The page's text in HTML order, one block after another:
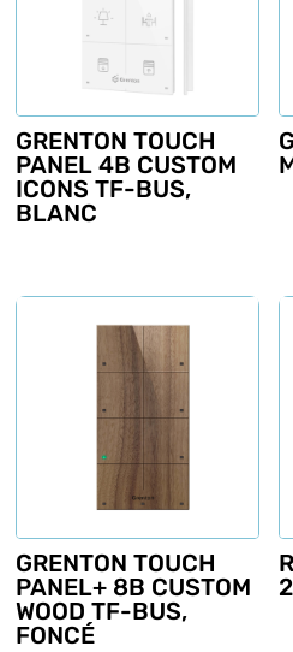
GRENTON TOUCH
PANEL 4B CUSTOM
ICONS TF-BUS,
BLANC
GRENTON TOUCH
PANEL+ 8B CUSTOM
WOOD TF-BUS,
FONCÉ